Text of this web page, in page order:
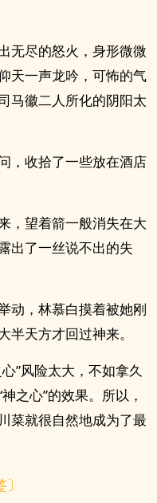
无尽的怒火，身形微微
天一声龙吟，可怖的气
马徽二人所化的阴阳太
，收拾了一些放在酒店
，望着箭一般消失在大
出了一丝说不出的失
动，林慕白摸着被她刚
半天方才回过神来。
”风险太大，不如拿久
之心”的效果。所以，
菜就很自然地成为了最